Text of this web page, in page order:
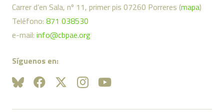
Carrer d’en Sala, nº 11, primer pis 07260 Porreres (mapa)
Teléfono: 871 038530
e-mail: info@cbpae.org
Síguenos en: